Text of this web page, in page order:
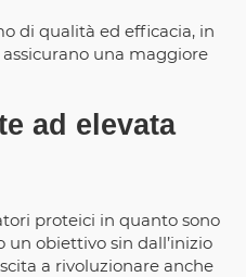
di qualità ed efficacia, in
una maggiore
ad elevata
proteici in quanto sono
obiettivo sin dall’inizio
a rivoluzionare anche